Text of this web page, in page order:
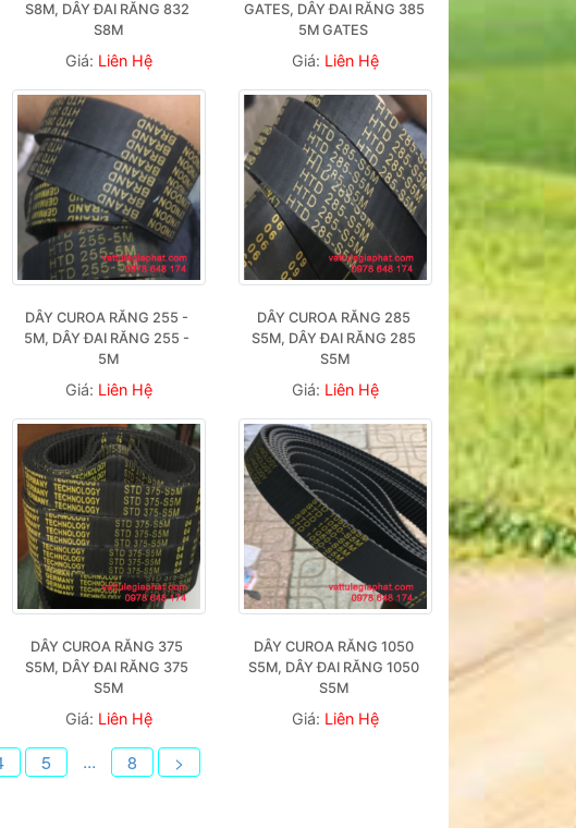
S8M, DÂY ĐAI RĂNG 832
S8M
Giá: Liên Hệ
GATES, DÂY ĐAI RĂNG 385
5M GATES
Giá: Liên Hệ
DÂY CUROA RĂNG 255 -
5M, DÂY ĐAI RĂNG 255 -
5M
Giá: Liên Hệ
DÂY CUROA RĂNG 285
S5M, DÂY ĐAI RĂNG 285
S5M
Giá: Liên Hệ
DÂY CUROA RĂNG 375
S5M, DÂY ĐAI RĂNG 375
S5M
Giá: Liên Hệ
DÂY CUROA RĂNG 1050
S5M, DÂY ĐAI RĂNG 1050
S5M
Giá: Liên Hệ
5 ... 8 >